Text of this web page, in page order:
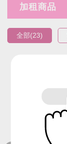
加租商品
全部(23)
編號：9318-4